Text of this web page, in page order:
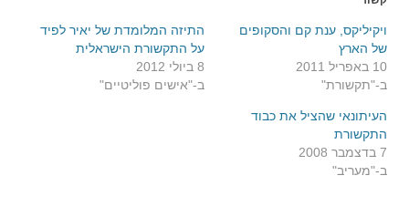
ויקיליקס, ענת קם והסקופים
של הארץ
10 באפריל 2011
ב-"תקשורת"
התיזה המלומדת של יאיר לפיד
על התקשורת הישראלית
8 ביולי 2012
ב-"אישים פוליטיים"
העיתונאי שהציל את כבוד
התקשורת
7 בדצמבר 2008
ב-"מעריב"